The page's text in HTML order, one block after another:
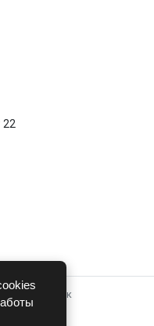
22
авторазборок